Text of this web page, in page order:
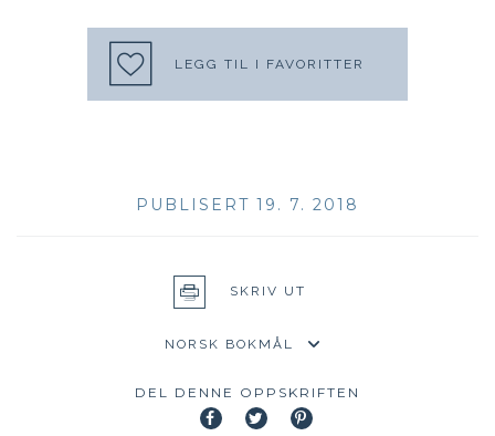
LEGG TIL I FAVORITTER
PUBLISERT 19. 7. 2018
SKRIV UT
DEL DENNE OPPSKRIFTEN